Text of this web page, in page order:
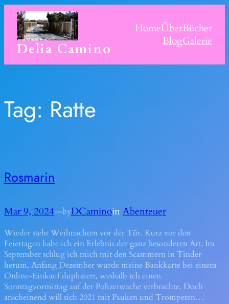
Skip
content
Delia Camino
HomeÜberBücher
BlogGalerie
Tag: Ratte
Rosmarin
Mar 9, 2024—byDCaminoinAbenteuer
Wieder steht Weihnachten vor der Tür. Kurz vor den
Feiertagen habe ich ein Erlebnis der ganz besonderen Art. Im
September schlug ich mich mit den Scammern in Tinder
herum, Anfang Dezember wurde meine Bankkarte bei einem
Online-Einkauf dupliziert, weshalb ich einen
Sonntagvormittag auf der Polizeiwache verbrachte. Doch
anscheinend will sich 2021 mit Pauken und Trompeten…